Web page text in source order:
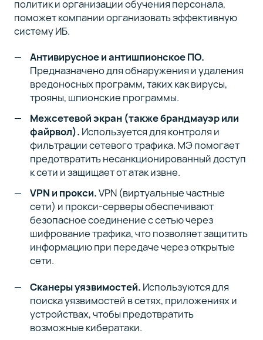
политик и организации обучения персонала,
поможет компании организовать эффективную
систему ИБ.
Антивирусное и антишпионское ПО.
Предназначено для обнаружения и удаления
вредоносных программ, таких как вирусы,
трояны, шпионские программы.
Межсетевой экран (также брандмауэр или
файрвол). Используется для контроля и
фильтрации сетевого трафика. МЭ помогает
предотвратить несанкционированный доступ
к сети и защищает от атак извне.
VPN и прокси.VPN (виртуальные частные
сети) и прокси-серверы обеспечивают
безопасное соединение с сетью через
шифрование трафика, что позволяет защитить
информацию при передаче через открытые
сети.
Сканеры уязвимостей. Используются для
поиска уязвимостей в сетях, приложениях и
устройствах, чтобы предотвратить
возможные кибератаки.